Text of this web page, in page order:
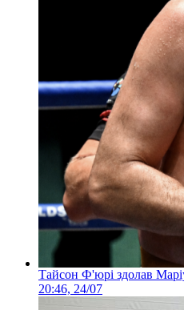
Тайсон Ф'юрі здолав
20:46, 24/07